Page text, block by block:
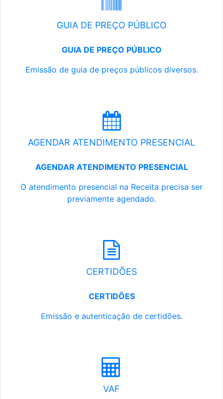
GUIA DE PREÇO PÚBLICO
GUIA DE PREÇO PÚBLICO
Emissão de guia de preços públicos diversos.
AGENDAR ATENDIMENTO PRESENCIAL
AGENDAR ATENDIMENTO PRESENCIAL
O atendimento presencial na Receita precisa ser
previamente agendado.
CERTIDÕES
CERTIDÕES
Emissão e autenticação de certidões.
VAF